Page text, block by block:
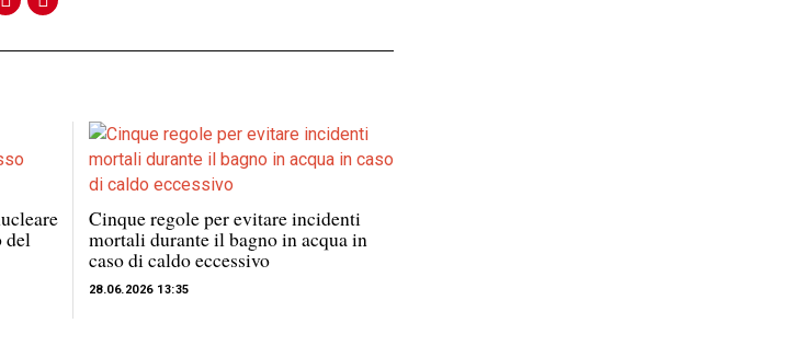
del
Cinque regole per evitare incidenti
mortali durante il bagno in acqua in
caso di caldo eccessivo
28.06.2026 13:35